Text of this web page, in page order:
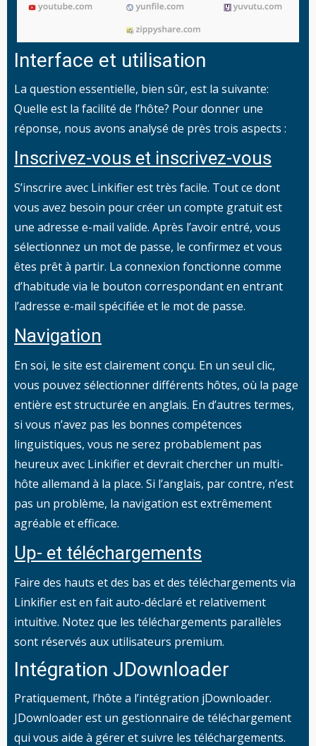
Interface et utilisation
La question essentielle, bien sûr, est la suivante:
Quelle est la facilité de l’hôte? Pour donner une
réponse, nous avons analysé de près trois aspects :
Inscrivez-vous et inscrivez-vous
S’inscrire avec Linkifier est très facile. Tout ce dont
vous avez besoin pour créer un compte gratuit est
une adresse e-mail valide. Après l’avoir entré, vous
sélectionnez un mot de passe, le confirmez et vous
êtes prêt à partir. La connexion fonctionne comme
d’habitude via le bouton correspondant en entrant
l’adresse e-mail spécifiée et le mot de passe.
Navigation
En soi, le site est clairement conçu. En un seul clic,
vous pouvez sélectionner différents hôtes, où la page
entière est structurée en anglais. En d’autres termes,
si vous n’avez pas les bonnes compétences
linguistiques, vous ne serez probablement pas
heureux avec Linkifier et devrait chercher un multi-
hôte allemand à la place. Si l’anglais, par contre, n’est
pas un problème, la navigation est extrêmement
agréable et efficace.
Up- et téléchargements
Faire des hauts et des bas et des téléchargements via
Linkifier est en fait auto-déclaré et relativement
intuitive. Notez que les téléchargements parallèles
sont réservés aux utilisateurs premium.
Intégration JDownloader
Pratiquement, l’hôte a l’intégration jDownloader.
JDownloader est un gestionnaire de téléchargement
qui vous aide à gérer et suivre les téléchargements.